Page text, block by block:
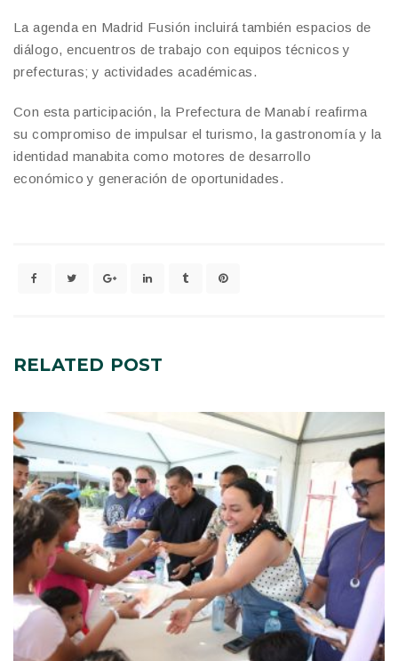
La agenda en Madrid Fusión incluirá también espacios de
diálogo, encuentros de trabajo con equipos técnicos y
prefecturas; y actividades académicas.
Con esta participación, la Prefectura de Manabí reafirma
su compromiso de impulsar el turismo, la gastronomía y la
identidad manabita como motores de desarrollo
económico y generación de oportunidades.
RELATED POST